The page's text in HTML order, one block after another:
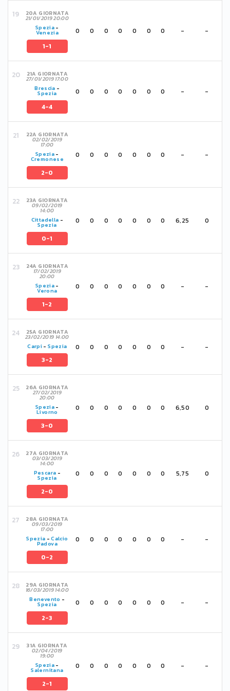
20A GIORNATA
21/01/2019 20:00
Spezia -
Venezia
1-1
0 0 0 0 0 0 0 - -
21A GIORNATA
27/01/2019 17:00
Brescia -
Spezia
4-4
0 0 0 0 0 0 0 - -
22A GIORNATA
02/02/2019
17:00
Spezia -
Cremonese
2-0
0 0 0 0 0 0 0 - -
23A GIORNATA
09/02/2019
14:00
Cittadella -
Spezia
0-1
0 0 0 0 0 0 0 6,25 0
24A GIORNATA
17/02/2019
20:00
Spezia -
Verona
1-2
0 0 0 0 0 0 0 - -
25A GIORNATA
23/02/2019 14:00
Carpi -Spezia
3-2
0 0 0 0 0 0 0 - -
26A GIORNATA
27/02/2019
20:00
Spezia -
Livorno
3-0
0 0 0 0 0 0 0 6,50 0
27A GIORNATA
03/03/2019
14:00
Pescara -
Spezia
2-0
0 0 0 0 0 0 0 5,75 0
28A GIORNATA
09/03/2019
17:00
Spezia -Calcio
Padova
0-2
0 0 0 0 0 0 0 - -
29A GIORNATA
16/03/2019 14:00
Benevento -
Spezia
2-3
0 0 0 0 0 0 0 - -
31A GIORNATA
02/04/2019
19:00
Spezia -
Salernitana
2-1
0 0 0 0 0 0 0 - -